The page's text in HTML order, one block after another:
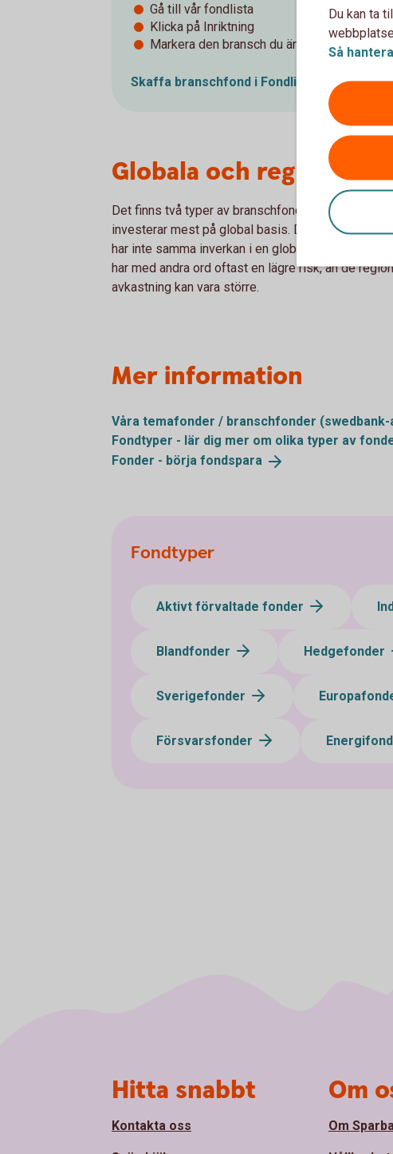
Gå till vår fondlista
Klicka på Inriktning
Markera den bransch du är intresserad av
Skaffa branschfond i Fondlistan
Globala och regionala
Det finns två typer av branschfonder - globala
investerar mest på global basis. Detta minskar
har inte samma inverkan i en global fond som en
har med andra ord oftast en lägre risk, än de
avkastning kan vara större.
Mer information
Våra temafonder / branschfonder
Fondtyper - lär dig mer om olika typer av
Fonder - börja fondspara
Fondtyper
Aktivt förvaltade fonder
Blandfonder Hedgefonder
Sverigefonder
Försvarsfonder
Du kan ta
Så
Hitta snabbt
Kontakta oss
Om
Om